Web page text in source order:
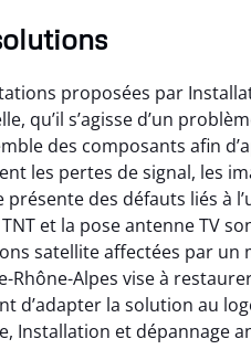
proposées par
qu’il s’agisse d’un
des composants afin
les pertes de signal, les
présente des défauts liés à
et la pose antenne TV
satellite affectées par un
Rhône-Alpes vise à
d’adapter la solution au
Installation et dépannage